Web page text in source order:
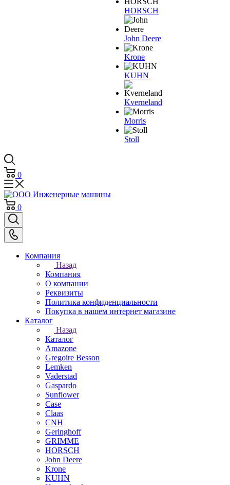
HORSCH
John Deere
Krone
KUHN
Kverneland
Morris
Stoll
0
0
Компания
Назад
Компания
О компании
Реквизиты
Политика конфиденциальности
Покупка в нашем интернет магазине
Каталог
Назад
Каталог
Amazone
Gregoire Besson
Lemken
Vaderstad
Gaspardo
Sunflower
Case
Claas
CNH
Geringhoff
GRIMME
HORSCH
John Deere
Krone
KUHN